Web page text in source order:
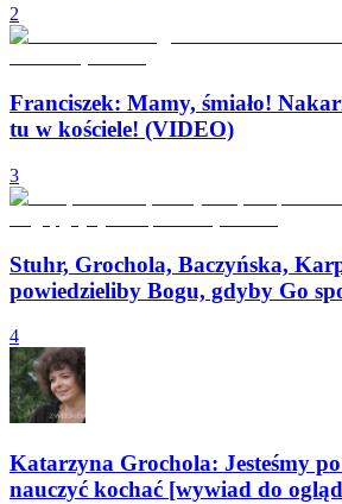
2
Franciszek: Mamy, śmiało!
tu w kościele! (VIDEO)
3
Stuhr, Grochola, Baczyńska,
powiedzieliby Bogu, gdyby Go
4
Katarzyna Grochola: Jesteśmy
nauczyć kochać [wywiad do